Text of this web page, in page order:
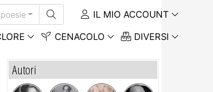
IL MIO ACCOUNT
CENACOLO DIVERSI
Autori